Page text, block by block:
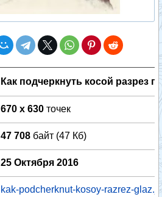
Как подчеркнуть косой разрез
670 x 630 точек
47 708 байт (47 Кб)
25 Октября 2016
kak-podcherknut-kosoy-razrez-